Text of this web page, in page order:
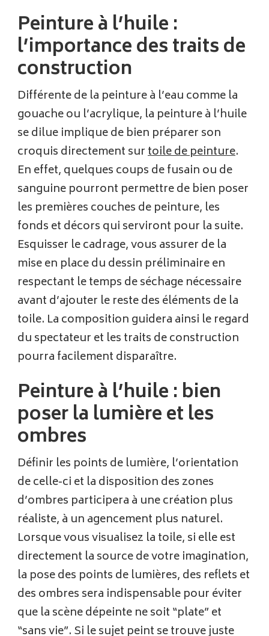
Peinture à l’huile :
l’importance des traits de
construction
Différente de la peinture à l’eau comme la
gouache ou l’acrylique, la peinture à l’huile
se dilue implique de bien préparer son
croquis directement surtoile de peinture.
En effet, quelques coups de fusain ou de
sanguine pourront permettre de bien poser
les premières couches de peinture, les
fonds et décors qui serviront pour la suite.
Esquisser le cadrage, vous assurer de la
mise en place du dessin préliminaire en
respectant le temps de séchage nécessaire
avant d’ajouter le reste des éléments de la
toile. La composition guidera ainsi le regard
du spectateur et les traits de construction
pourra facilement disparaître.
Peinture à l’huile : bien
poser la lumière et les
ombres
Définir les points de lumière, l’orientation
de celle-ci et la disposition des zones
d’ombres participera à une création plus
réaliste, à un agencement plus naturel.
Lorsque vous visualisez la toile, si elle est
directement la source de votre imagination,
la pose des points de lumières, des reflets et
des ombres sera indispensable pour éviter
que la scène dépeinte ne soit “plate” et
“sans vie”. Si le sujet peint se trouve juste